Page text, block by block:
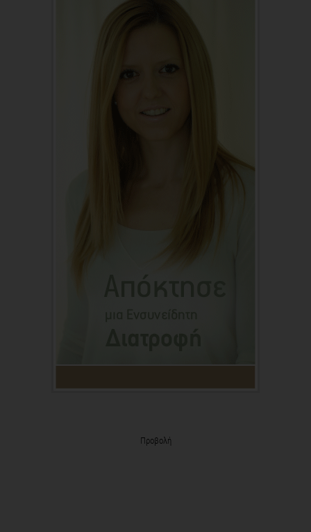
Προβολή